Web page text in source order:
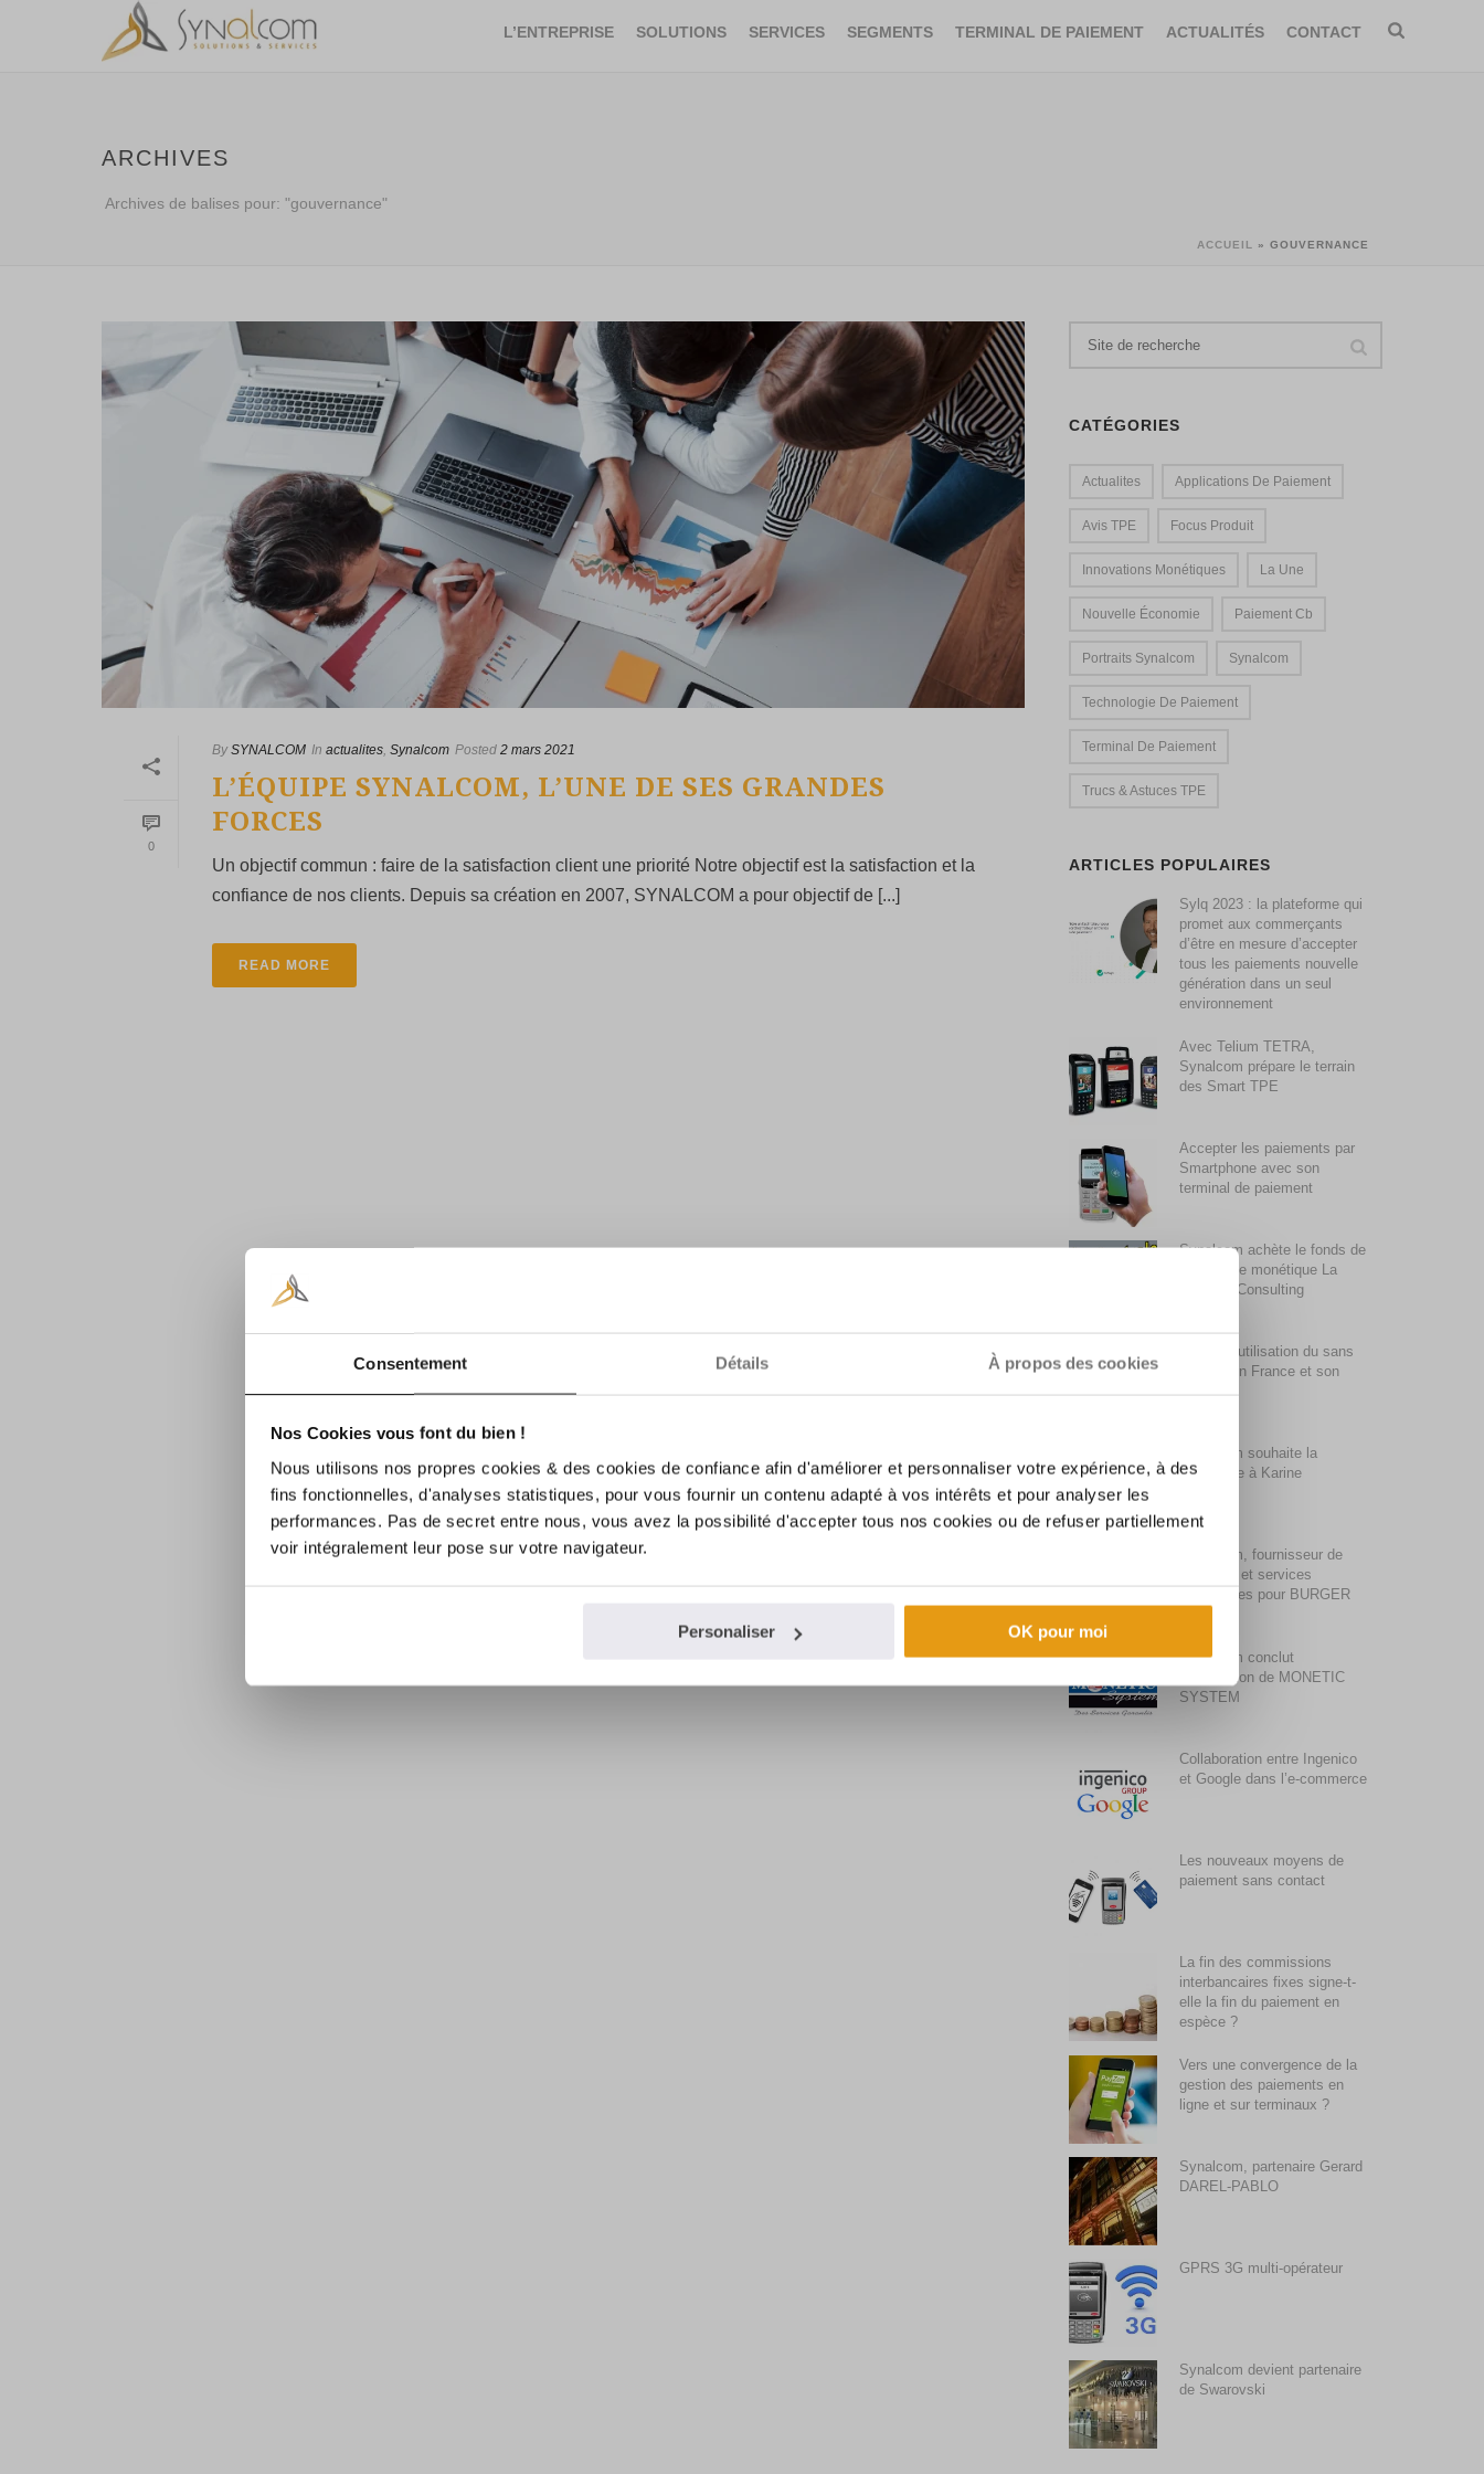
Consentement Détails À propos des cookies
Nos Cookies vous font du bien !
Nous utilisons nos propres cookies & des cookies de confiance afin d'améliorer et personnaliser votre expérience, à des
fins fonctionnelles, d'analyses statistiques, pour vous fournir un contenu adapté à vos intérêts et pour analyser les
performances. Pas de secret entre nous, vous avez la possibilité d'accepter tous nos cookies ou de refuser partiellement
voir intégralement leur pose sur votre navigateur.
Personaliser OK pour moi
L’ENTREPRISE SOLUTIONS SERVICES SEGMENTS TERMINAL DE PAIEMENT ACTUALITÉS CONTACT
ARCHIVES
Archives de balises pour: "gouvernance"
ACCUEIL » GOUVERNANCE
0
By SYNALCOM In actualites, Synalcom Posted 2 mars 2021
L’ÉQUIPE SYNALCOM, L’UNE DE SES GRANDES
FORCES
Un objectif commun : faire de la satisfaction client une priorité Notre objectif est la satisfaction et la
confiance de nos clients. Depuis sa création en 2007, SYNALCOM a pour objectif de [...]
READ MORE
CATÉGORIES
Actualites Applications De Paiement
Avis TPE Focus Produit
Innovations Monétiques La Une
Nouvelle Économie Paiement Cb
Portraits Synalcom Synalcom
Technologie De Paiement
Terminal De Paiement
Trucs & Astuces TPE
ARTICLES POPULAIRES
Sylq 2023 : la plateforme qui
promet aux commerçants
d’être en mesure d’accepter
tous les paiements nouvelle
génération dans un seul
environnement
Avec Telium TETRA,
Synalcom prépare le terrain
des Smart TPE
Accepter les paiements par
Smartphone avec son
terminal de paiement
Synalcom achète le fonds de
commerce monétique La
Centrale Consulting
La faible utilisation du sans
contact en France et son
évolution
Synalcom souhaite la
bienvenue à Karine
Synalcom, fournisseur de
solutions et services
monétiques pour BURGER
Synalcom conclut
l’acquisition de MONETIC
SYSTEM
Collaboration entre Ingenico
et Google dans l’e-commerce
Les nouveaux moyens de
paiement sans contact
La fin des commissions
interbancaires fixes signe-t-
elle la fin du paiement en
espèce ?
Vers une convergence de la
gestion des paiements en
ligne et sur terminaux ?
Synalcom, partenaire Gerard
DAREL-PABLO
GPRS 3G multi-opérateur
Synalcom devient partenaire
de Swarovski